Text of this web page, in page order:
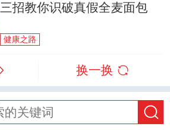
三招教你识破真假全麦面包
健康之路
换一换